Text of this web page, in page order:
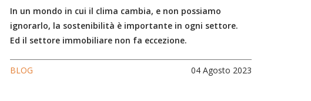
In un mondo in cui il clima cambia, e non possiamo
ignorarlo, la sostenibilità è importante in ogni settore.
Ed il settore immobiliare non fa eccezione.
BLOG 04 Agosto 2023